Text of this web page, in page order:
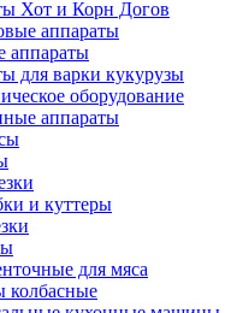
Хот и Корн Догов
аппараты
аппараты
для варки кукурузы
оборудование
аппараты
и куттеры
для мяса